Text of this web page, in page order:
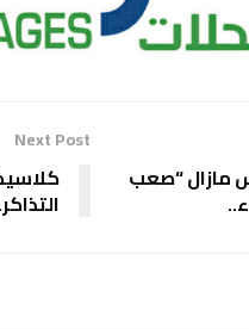
مازال “صعب
Next Post